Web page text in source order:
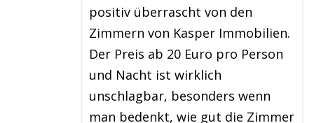
positiv überrascht von den
Zimmern von Kasper Immobilien.
Der Preis ab 20 Euro pro Person
und Nacht ist wirklich
unschlagbar, besonders wenn
man bedenkt, wie gut die Zimmer